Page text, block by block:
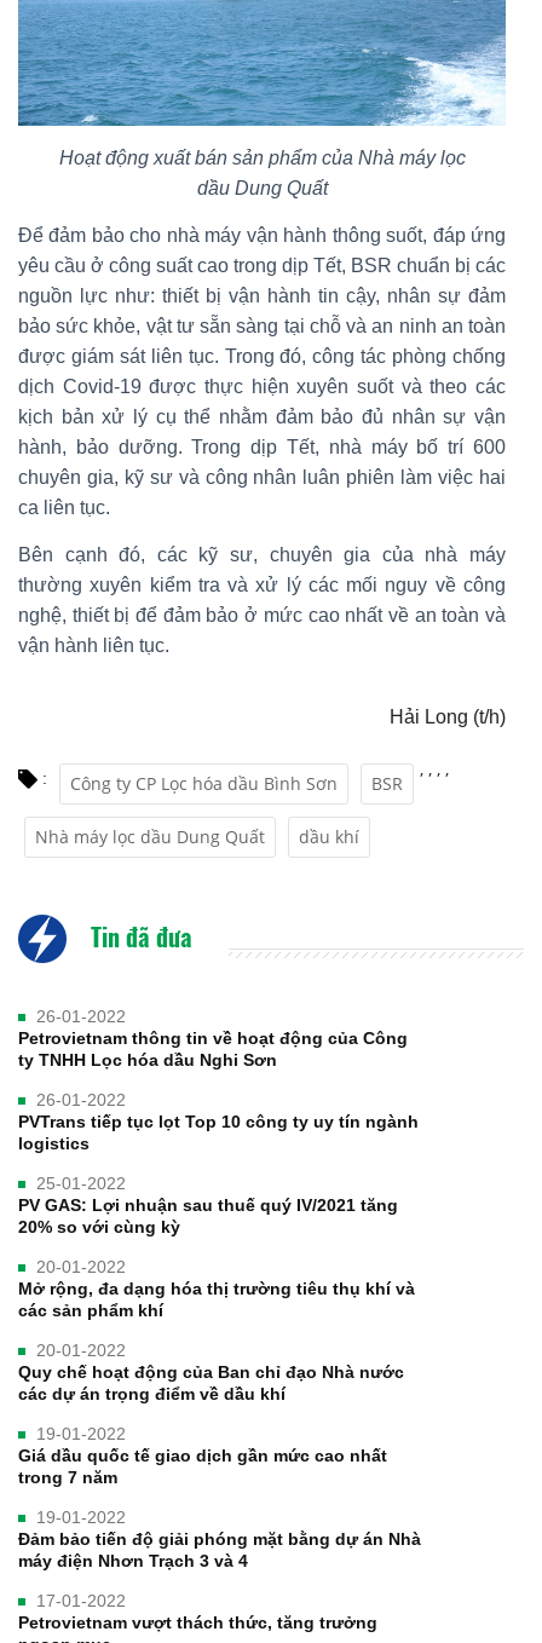
Hoạt động xuất bán sản phẩm của Nhà máy lọc
dầu Dung Quất
Để đảm bảo cho nhà máy vận hành thông suốt, đáp ứng
yêu cầu ở công suất cao trong dịp Tết, BSR chuẩn bị các
nguồn lực như: thiết bị vận hành tin cậy, nhân sự đảm
bảo sức khỏe, vật tư sẵn sàng tại chỗ và an ninh an toàn
được giám sát liên tục. Trong đó, công tác phòng chống
dịch Covid-19 được thực hiện xuyên suốt và theo các
kịch bản xử lý cụ thể nhằm đảm bảo đủ nhân sự vận
hành, bảo dưỡng. Trong dịp Tết, nhà máy bố trí 600
chuyên gia, kỹ sư và công nhân luân phiên làm việc hai
ca liên tục.
Bên cạnh đó, các kỹ sư, chuyên gia của nhà máy
thường xuyên kiểm tra và xử lý các mối nguy về công
nghệ, thiết bị để đảm bảo ở mức cao nhất về an toàn và
vận hành liên tục.
Hải Long (t/h)
: Công ty CP Lọc hóa dầu Bình Sơn
,
BSR
,
Nhà máy lọc dầu Dung Quất
,
dầu khí
,
Tin đã đưa
26-01-2022
Petrovietnam thông tin về hoạt động của Công
ty TNHH Lọc hóa dầu Nghi Sơn
26-01-2022
PVTrans tiếp tục lọt Top 10 công ty uy tín ngành
logistics
25-01-2022
PV GAS: Lợi nhuận sau thuế quý IV/2021 tăng
20% so với cùng kỳ
20-01-2022
Mở rộng, đa dạng hóa thị trường tiêu thụ khí và
các sản phẩm khí
20-01-2022
Quy chế hoạt động của Ban chỉ đạo Nhà nước
các dự án trọng điểm về dầu khí
19-01-2022
Giá dầu quốc tế giao dịch gần mức cao nhất
trong 7 năm
19-01-2022
Đảm bảo tiến độ giải phóng mặt bằng dự án Nhà
máy điện Nhơn Trạch 3 và 4
17-01-2022
Petrovietnam vượt thách thức, tăng trưởng